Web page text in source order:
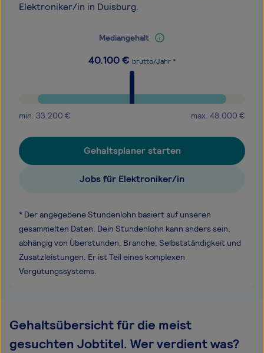
Elektroniker/in in Duisburg.
Mediangehalt
40.100€ brutto/Jahr *
min. 33.200 € max. 48.000 €
Gehaltsplaner starten
Jobs für Elektroniker/in
* Der angegebene Stundenlohn basiert auf unseren
gesammelten Daten. Dein Stundenlohn kann anders sein,
abhängig von Überstunden, Branche, Selbstständigkeit und
Zusatzleistungen. Er ist Teil eines komplexen
Vergütungssystems.
Gehaltsübersicht für die meist
gesuchten Jobtitel. Wer verdient was?